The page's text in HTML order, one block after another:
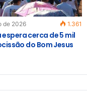
de 2026 1.361
cerca de 5 mil
do Bom Jesus